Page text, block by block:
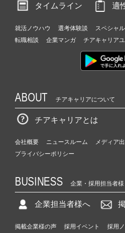
タイムライン
適
就活ノウハウ 選考体験談 スペシャ
転職相談
企業マンガ チアキャリア
ABOUT チアキャリアについて
チアキャリアとは
会社概要 ニュースルーム
メディア
プライバシーポリシー
BUSINESS 企業・採用担当者様
企業担当者様へ
掲載企業様の声 採用イベント 採用